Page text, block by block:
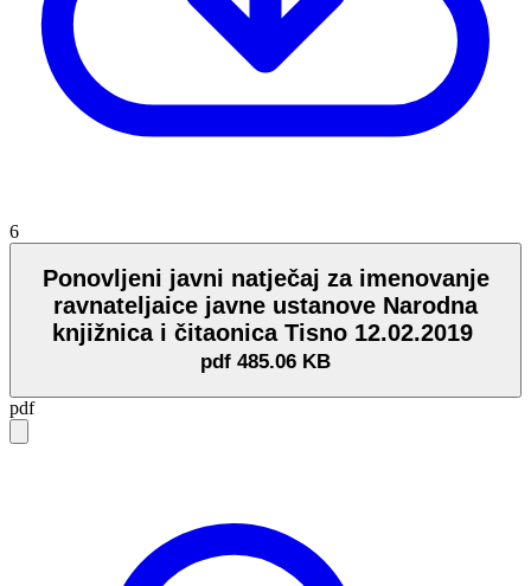
6
Ponovljeni javni natječaj za imenovanje
ravnateljaice javne ustanove Narodna
knjižnica i čitaonica Tisno 12.02.2019
pdf 485.06 KB
pdf